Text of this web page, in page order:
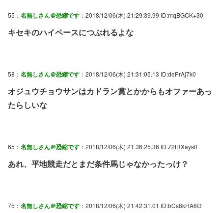
55： 名無しさん＠恐縮です ：2018/12/06(木) 21:29:39.99 ID:mqBGCK+30
キセキのハイペースにつぶれるよな
58： 名無しさん＠恐縮です ：2018/12/06(木) 21:31:05.13 ID:dePrAj7k0
オジュウチョウサンはカドラン賞とかからもオファーあっ
たらしいな
65： 名無しさん＠恐縮です ：2018/12/06(木) 21:36:25.36 ID:Z2tRXays0
あれ、平地競走だとまだ条件馬じゃなかったっけ？
75： 名無しさん＠恐縮です ：2018/12/06(木) 21:42:31.01 ID:bCs8kHA6O